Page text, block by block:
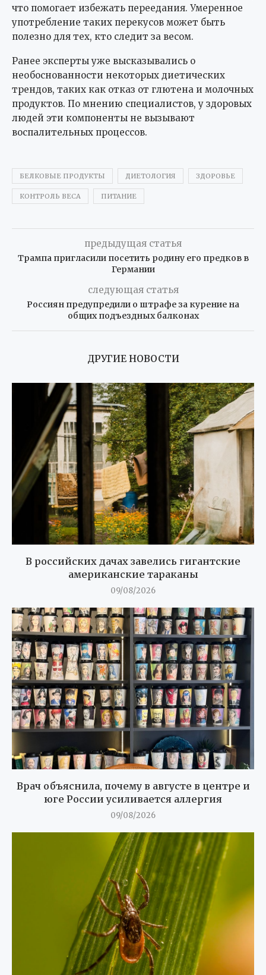
что помогает избежать переедания. Умеренное
употребление таких перекусов может быть
полезно для тех, кто следит за весом.
Ранее эксперты уже высказывались о
необоснованности некоторых диетических
трендов, таких как отказ от глютена и молочных
продуктов. По мнению специалистов, у здоровых
людей эти компоненты не вызывают
воспалительных процессов.
БЕЛКОВЫЕ ПРОДУКТЫ ДИЕТОЛОГИЯ ЗДОРОВЬЕ
КОНТРОЛЬ ВЕСА ПИТАНИЕ
предыдущая статья
Трампа пригласили посетить родину его предков в
Германии
следующая статья
Россиян предупредили о штрафе за курение на
общих подъездных балконах
ДРУГИЕ НОВОСТИ
В российских дачах завелись гигантские
американские тараканы
09/08/2026
Врач объяснила, почему в августе в центре и
юге России усиливается аллергия
09/08/2026